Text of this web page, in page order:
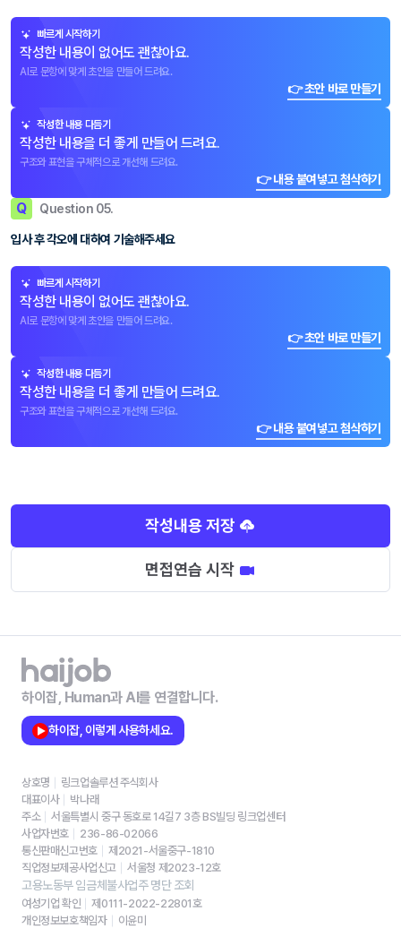
빠르게 시작하기
작성한 내용이 없어도 괜찮아요.
AI로 문항에 맞게 초안을 만들어 드려요.
👉 초안 바로 만들기
작성한 내용 다듬기
작성한 내용을 더 좋게 만들어 드려요.
구조와 표현을 구체적으로 개선해 드려요.
👉 내용 붙여넣고 첨삭하기
Q Question 05.
입사 후 각오에 대하여 기술해주세요
빠르게 시작하기
작성한 내용이 없어도 괜찮아요.
AI로 문항에 맞게 초안을 만들어 드려요.
👉 초안 바로 만들기
작성한 내용 다듬기
작성한 내용을 더 좋게 만들어 드려요.
구조와 표현을 구체적으로 개선해 드려요.
👉 내용 붙여넣고 첨삭하기
작성내용 저장
면접연습 시작
하이잡, Human과 AI를 연결합니다.
하이잡, 이렇게 사용하세요.
상호명
링크업솔루션 주식회사
대표이사
박나래
주소
서울특별시 중구 동호로 14길7 3층 BS빌딩 링크업센터
사업자번호
236-86-02066
통신판매신고번호
제2021-서울중구-1810
직업정보제공사업신고
서울청 제2023-12호
고용노동부 임금체불사업주 명단 조회
여성기업 확인
제0111-2022-22801호
개인정보보호책임자
이윤미